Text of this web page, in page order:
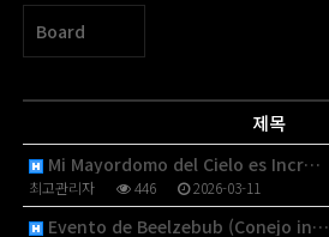
Board
제목
Mi Mayordomo del Cielo es Incr…
최고관리자 446 2026-03-11
Evento de Beelzebub (Conejo in…